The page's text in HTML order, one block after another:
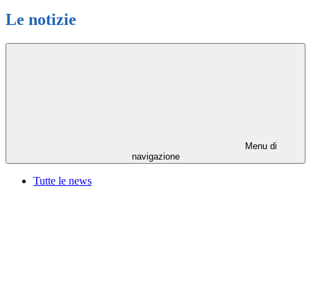
Le notizie
Menu di
navigazione
Tutte le news